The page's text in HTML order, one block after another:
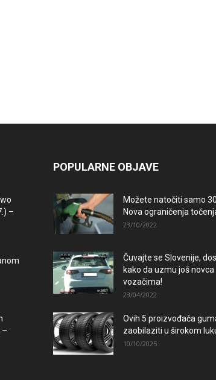
–
–
POPULARNE OBJAVE
Možete natočiti samo
Nova ograničenja
23/10/2022
Čuvajte se Slovenije,
kako da uzmu još novca
vozačima!
23/04/2022
Ovih 5 proizvođača
zaobilaziti u širokom
10/10/2025